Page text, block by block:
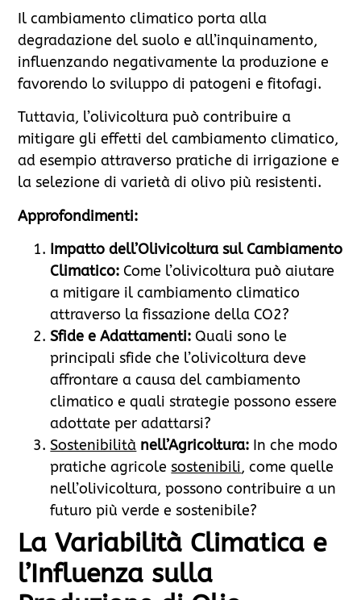
Il cambiamento climatico porta alla
degradazione del suolo e all’inquinamento,
influenzando negativamente la produzione e
favorendo lo sviluppo di patogeni e fitofagi.
Tuttavia, l’olivicoltura può contribuire a
mitigare gli effetti del cambiamento climatico,
ad esempio attraverso pratiche di irrigazione e
la selezione di varietà di olivo più resistenti.
Approfondimenti:
Impatto dell’Olivicoltura sul Cambiamento
Climatico: Come l’olivicoltura può aiutare
a mitigare il cambiamento climatico
attraverso la fissazione della CO2?
Sfide e Adattamenti: Quali sono le
principali sfide che l’olivicoltura deve
affrontare a causa del cambiamento
climatico e quali strategie possono essere
adottate per adattarsi?
Sostenibilità nell’Agricoltura: In che modo
pratiche agricolesostenibili, come quelle
nell’olivicoltura, possono contribuire a un
futuro più verde e sostenibile?
La Variabilità Climatica e
l’Influenza sulla